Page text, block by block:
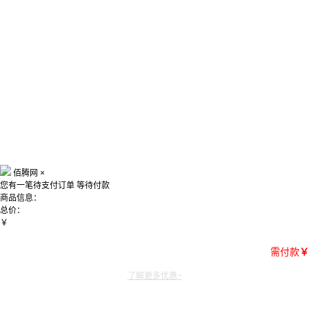
佰腾网 ×
您有一笔待支付订单 等待付款
商品信息：
总价：
￥
需付款￥
了解更多优惠~